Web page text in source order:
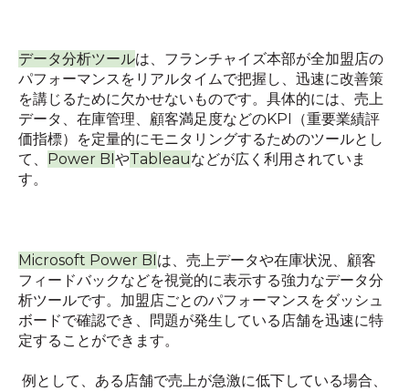
データ分析ツールは、フランチャイズ本部が全加盟店の
パフォーマンスをリアルタイムで把握し、迅速に改善策
を講じるために欠かせないものです。具体的には、売上
データ、在庫管理、顧客満足度などのKPI
（重要業績評
価指標）を定量的にモニタリングするためのツールとし
て、
Power BI やTableauなどが広く利用されていま
す。
Microsoft Power BIは、売上データや在庫状況、顧客
フィードバックなどを視覚的に表示する強力なデータ分
析ツールです。加盟店ごとのパフォーマンスをダッシュ
ボードで確認でき、問題が発生している店舗を迅速に特
定することができます。
例として、ある店舗で売上が急激に低下している場合、